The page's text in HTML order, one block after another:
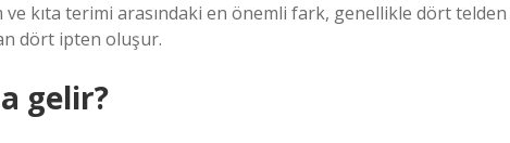
kıta terimi arasındaki en önemli fark, genellikle dört telden
dört ipten oluşur.
gelir?